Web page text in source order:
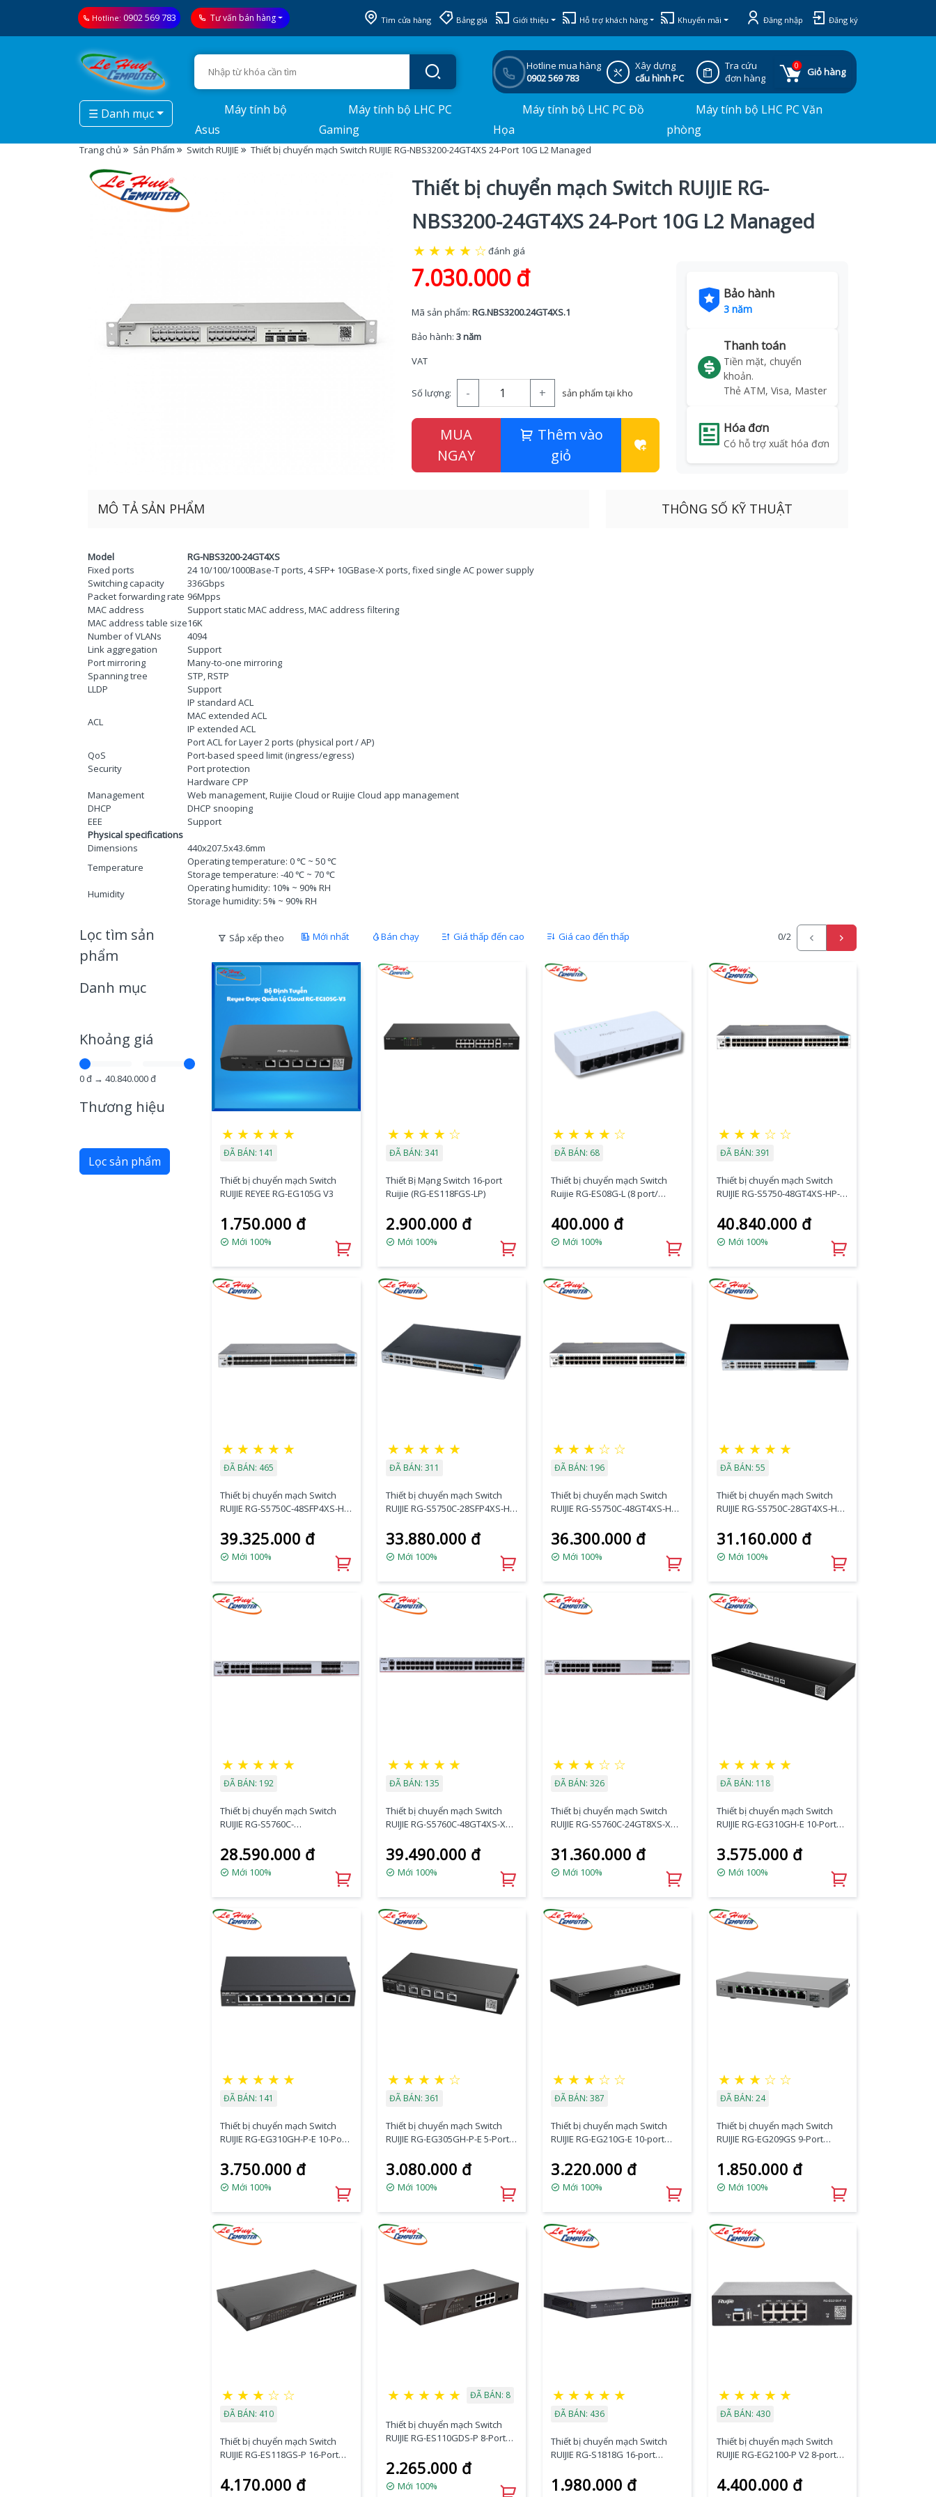
Hotline: 0902 569 783 Tư vấn bán hàng Tìm cửa hàng Bảng giá Giới thiệu Hỗ trợ khách hàng Khuyến mãi Đăng nhập Đăng ký
Hotline mua hàng
0902 569 783
Xây dựng
cấu hình PC
Tra cứu
đơn hàng
0
Giỏ hàng
☰ Danh mục
Máy tính bộ
Asus
Máy tính bộ LHC PC
Gaming
Máy tính bộ LHC PC Đồ
Họa
Máy tính bộ LHC PC Văn
phòng
Trang chủ Sản Phẩm Switch RUIJIE Thiết bị chuyển mạch Switch RUIJIE RG-NBS3200-24GT4XS 24-Port 10G L2 Managed
Thiết bị chuyển mạch Switch RUIJIE RG-
NBS3200-24GT4XS 24-Port 10G L2 Managed
★ ★ ★ ★ ☆đánh giá
7.030.000 đ
Mã sản phẩm: RG.NBS3200.24GT4XS.1
Bảo hành: 3 năm
VAT
Số lượng: - + sản phẩm tại kho
MUA
NGAY
Thêm vào
giỏ
Bảo hành
3 năm
Thanh toán
Tiền mặt, chuyển
khoản.
Thẻ ATM, Visa, Master
Hóa đơn
Có hỗ trợ xuất hóa đơn
MÔ TẢ SẢN PHẨM
Model
RG-NBS3200-24GT4XS
Fixed ports
24 10/100/1000Base-T ports, 4 SFP+ 10GBase-X ports, fixed single AC power supply
Switching capacity
336Gbps
Packet forwarding rate 96Mpps
MAC address
Support static MAC address, MAC address filtering
MAC address table size16K
Number of VLANs
4094
Link aggregation
Support
Port mirroring
Many-to-one mirroring
Spanning tree
STP, RSTP
LLDP
Support
ACL
IP standard ACL
MAC extended ACL
IP extended ACL
Port ACL for Layer 2 ports (physical port / AP)
QoS
Port-based speed limit (ingress/egress)
Security
Port protection
Hardware CPP
Management
Web management, Ruijie Cloud or Ruijie Cloud app management
DHCP
DHCP snooping
EEE
Support
Physical specifications
Dimensions
440x207.5x43.6mm
Temperature
Operating temperature: 0 ℃ ~ 50 ℃
Storage temperature: -40 ℃ ~ 70 ℃
Humidity
Operating humidity: 10% ~ 90% RH
Storage humidity: 5% ~ 90% RH
THÔNG SỐ KỸ THUẬT
Lọc tìm sản
phẩm
Danh mục
Khoảng giá
0đ → 40.840.000đ
Thương hiệu
Lọc sản phẩm
Sắp xếp theo Mới nhất Bán chạy Giá thấp đến cao Giá cao đến thấp 0/2
★ ★ ★ ★ ★
ĐÃ BÁN: 141
Thiết bị chuyển mạch Switch
RUIJIE REYEE RG-EG105G V3
1.750.000 đ
Mới 100%
★ ★ ★ ★ ☆
ĐÃ BÁN: 341
Thiết Bị Mạng Switch 16-port
Ruijie (RG-ES118FGS-LP)
2.900.000 đ
Mới 100%
★ ★ ★ ★ ☆
ĐÃ BÁN: 68
Thiết bị chuyển mạch Switch
Ruijie RG-ES08G-L (8 port/
400.000 đ
Mới 100%
★ ★ ★ ☆ ☆
ĐÃ BÁN: 391
Thiết bị chuyển mạch Switch
RUIJIE RG-S5750-48GT4XS-HP-H
PoE+ 4-port 10GE SFP+
40.840.000 đ
Mới 100%
★ ★ ★ ★ ★
ĐÃ BÁN: 465
Thiết bị chuyển mạch Switch
RUIJIE RG-S5750C-48SFP4XS-H
SFP+
39.325.000 đ
Mới 100%
★ ★ ★ ★ ★
ĐÃ BÁN: 311
Thiết bị chuyển mạch Switch
RUIJIE RG-S5750C-28SFP4XS-H
GE RJ45 SFP+
33.880.000 đ
Mới 100%
★ ★ ★ ☆ ☆
ĐÃ BÁN: 196
Thiết bị chuyển mạch Switch
RUIJIE RG-S5750C-48GT4XS-H
SFP+
36.300.000 đ
Mới 100%
★ ★ ★ ★ ★
ĐÃ BÁN: 55
Thiết bị chuyển mạch Switch
RUIJIE RG-S5750C-28GT4XS-H
SFP+
31.160.000 đ
Mới 100%
★ ★ ★ ★ ★
ĐÃ BÁN: 192
Thiết bị chuyển mạch Switch
RUIJIE RG-S5760C-
Gigabit SFP + 8-Port
10/100/1000BASE-T + 8-Port
1G/10G SFP+
28.590.000 đ
Mới 100%
★ ★ ★ ★ ★
ĐÃ BÁN: 135
Thiết bị chuyển mạch Switch
RUIJIE RG-S5760C-48GT4XS-X
Port 1G/10G SFP+
39.490.000 đ
Mới 100%
★ ★ ★ ☆ ☆
ĐÃ BÁN: 326
Thiết bị chuyển mạch Switch
RUIJIE RG-S5760C-24GT8XS-X
Port 1G/10G SFP+
31.360.000 đ
Mới 100%
★ ★ ★ ★ ★
ĐÃ BÁN: 118
Thiết bị chuyển mạch Switch
RUIJIE RG-EG310GH-E 10-Port
Managed
3.575.000 đ
Mới 100%
★ ★ ★ ★ ★
ĐÃ BÁN: 141
Thiết bị chuyển mạch Switch
RUIJIE RG-EG310GH-P-E 10-Port
Managed PoE
3.750.000 đ
Mới 100%
★ ★ ★ ★ ☆
ĐÃ BÁN: 361
Thiết bị chuyển mạch Switch
RUIJIE RG-EG305GH-P-E 5-Port
Managed PoE
3.080.000 đ
Mới 100%
★ ★ ★ ☆ ☆
ĐÃ BÁN: 387
Thiết bị chuyển mạch Switch
RUIJIE RG-EG210G-E 10-port
3.220.000 đ
Mới 100%
★ ★ ★ ☆ ☆
ĐÃ BÁN: 24
Thiết bị chuyển mạch Switch
RUIJIE RG-EG209GS 9-Port
1.850.000 đ
Mới 100%
★ ★ ★ ☆ ☆
ĐÃ BÁN: 410
Thiết bị chuyển mạch Switch
RUIJIE RG-ES118GS-P 16-Port
4.170.000 đ
★ ★ ★ ★ ★ ĐÃ BÁN: 8
Thiết bị chuyển mạch Switch
RUIJIE RG-ES110GDS-P 8-Port
2.265.000 đ
Mới 100%
★ ★ ★ ★ ★
ĐÃ BÁN: 436
Thiết bị chuyển mạch Switch
RUIJIE RG-S1818G 16-port
1.980.000 đ
★ ★ ★ ★ ★
ĐÃ BÁN: 430
Thiết bị chuyển mạch Switch
RUIJIE RG-EG2100-P V2 8-port
4.400.000 đ